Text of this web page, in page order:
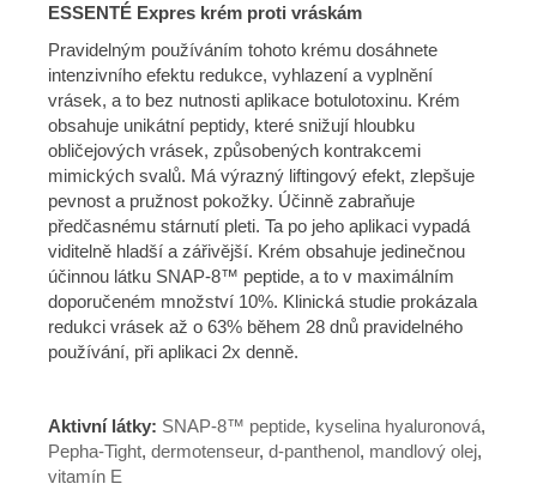
ESSENTÉ Expres krém proti vráskám
Pravidelným používáním tohoto krému dosáhnete
intenzivního efektu redukce, vyhlazení a vyplnění
vrásek, a to bez nutnosti aplikace botulotoxinu. Krém
obsahuje unikátní peptidy, které snižují hloubku
obličejových vrásek, způsobených kontrakcemi
mimických svalů. Má výrazný liftingový efekt, zlepšuje
pevnost a pružnost pokožky. Účinně zabraňuje
předčasnému stárnutí pleti. Ta po jeho aplikaci vypadá
viditelně hladší a zářivější. Krém obsahuje jedinečnou
účinnou látku SNAP-8™ peptide, a to v maximálním
doporučeném množství 10%. Klinická studie prokázala
redukci vrásek až o 63% během 28 dnů pravidelného
používání, při aplikaci 2x denně.
Aktivní látky: SNAP-8™ peptide, kyselina hyaluronová,
Pepha-Tight, dermotenseur, d-panthenol, mandlový olej,
vitamín E